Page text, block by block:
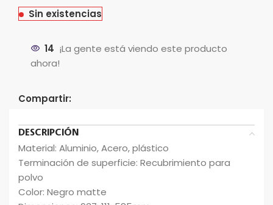
Sin existencias
14 ¡La gente está viendo este producto
ahora!
Compartir:
DESCRIPCIÓN
Material: Aluminio, Acero, plástico
Terminación de superficie: Recubrimiento para
polvo
Color: Negro matte